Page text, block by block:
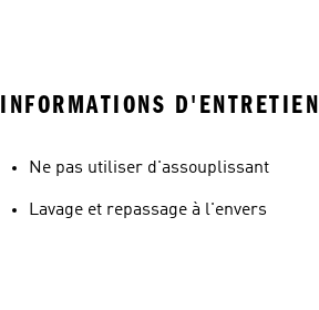
INFORMATIONS D'ENTRETIEN
Ne pas utiliser d'assouplissant
Lavage et repassage à l'envers